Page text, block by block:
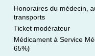
Honoraires du médecin,
transports
Ticket modérateur
Médicament à Service
65%)